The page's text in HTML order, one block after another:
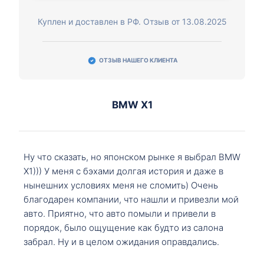
Куплен и доставлен в РФ. Отзыв от 13.08.2025
ОТЗЫВ НАШЕГО КЛИЕНТА
BMW X1
Ну что сказать, но японском рынке я выбрал BMW
X1))) У меня с бэхами долгая история и даже в
нынешних условиях меня не сломить) Очень
благодарен компании, что нашли и привезли мой
авто. Приятно, что авто помыли и привели в
порядок, было ощущение как будто из салона
забрал. Ну и в целом ожидания оправдались.